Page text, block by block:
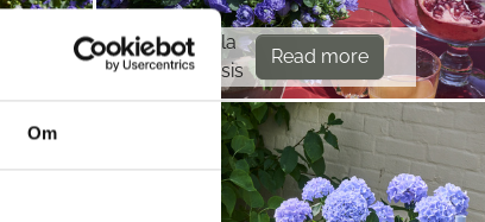
Om
Campanula
haylodgensis
Read more